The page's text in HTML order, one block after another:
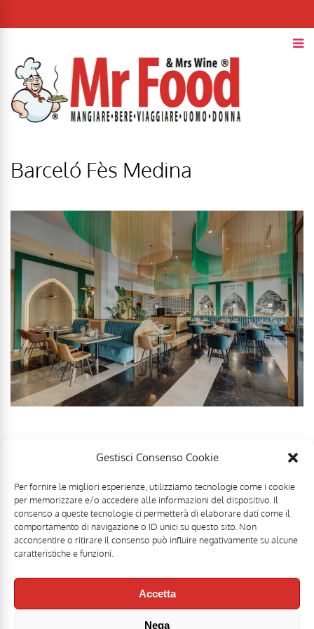
Gestisci Consenso Cookie
Per fornire le migliori esperienze, utilizziamo tecnologie come i cookie
per memorizzare e/o accedere alle informazioni del dispositivo. Il
consenso a queste tecnologie ci permetterà di elaborare dati come il
comportamento di navigazione o ID unici su questo sito. Non
acconsentire o ritirare il consenso può influire negativamente su alcune
caratteristiche e funzioni.
Accetta
Nega
Barceló Fès Medina
Mr Food & Mrs Wine è una testata registrata di